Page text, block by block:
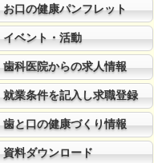
お口の健康パンフレット
イベント・活動
歯科医院からの求人情報
就業条件を記入し求職登録
歯と口の健康づくり情報
資料ダウンロード